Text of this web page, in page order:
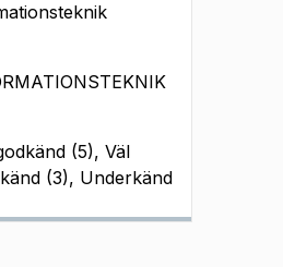
(5), Väl
(3), Underkänd